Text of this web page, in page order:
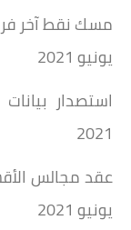
يونيو 2021
2021
يونيو 2021